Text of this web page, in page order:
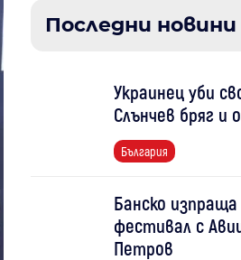
Последни новини
Украинец уби
Слънчев бряг и
България
Банско
фестивал с
Петров